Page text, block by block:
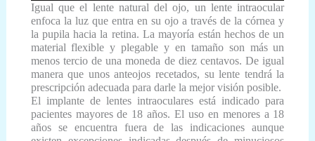
Igual que el lente natural del ojo, un lente intraocular
enfoca la luz que entra en su ojo a través de la córnea y
la pupila hacia la retina. La mayoría están hechos de un
material flexible y plegable y en tamaño son más un
menos tercio de una moneda de diez centavos. De igual
manera que unos anteojos recetados, su lente tendrá la
prescripción adecuada para darle la mejor visión posible.
El implante de lentes intraoculares está indicado para
pacientes mayores de 18 años. El uso en menores a 18
años se encuentra fuera de las indicaciones aunque